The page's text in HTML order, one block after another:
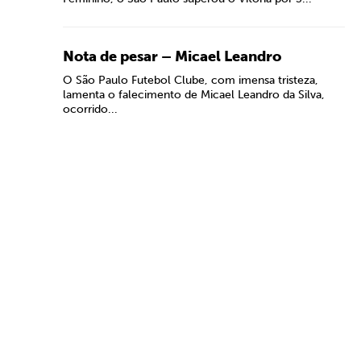
Nota de pesar – Micael Leandro
O São Paulo Futebol Clube, com imensa tristeza,
lamenta o falecimento de Micael Leandro da Silva,
ocorrido...